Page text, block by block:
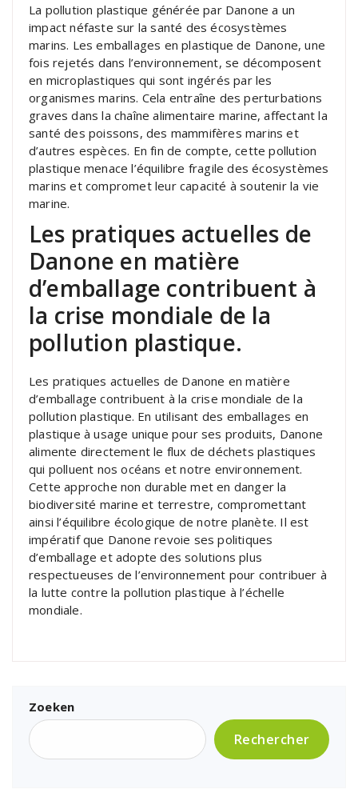
La pollution plastique générée par Danone a un
impact néfaste sur la santé des écosystèmes
marins. Les emballages en plastique de Danone, une
fois rejetés dans l’environnement, se décomposent
en microplastiques qui sont ingérés par les
organismes marins. Cela entraîne des perturbations
graves dans la chaîne alimentaire marine, affectant la
santé des poissons, des mammifères marins et
d’autres espèces. En fin de compte, cette pollution
plastique menace l’équilibre fragile des écosystèmes
marins et compromet leur capacité à soutenir la vie
marine.
Les pratiques actuelles de
Danone en matière
d’emballage contribuent à
la crise mondiale de la
pollution plastique.
Les pratiques actuelles de Danone en matière
d’emballage contribuent à la crise mondiale de la
pollution plastique. En utilisant des emballages en
plastique à usage unique pour ses produits, Danone
alimente directement le flux de déchets plastiques
qui polluent nos océans et notre environnement.
Cette approche non durable met en danger la
biodiversité marine et terrestre, compromettant
ainsi l’équilibre écologique de notre planète. Il est
impératif que Danone revoie ses politiques
d’emballage et adopte des solutions plus
respectueuses de l’environnement pour contribuer à
la lutte contre la pollution plastique à l’échelle
mondiale.
Zoeken
Rechercher